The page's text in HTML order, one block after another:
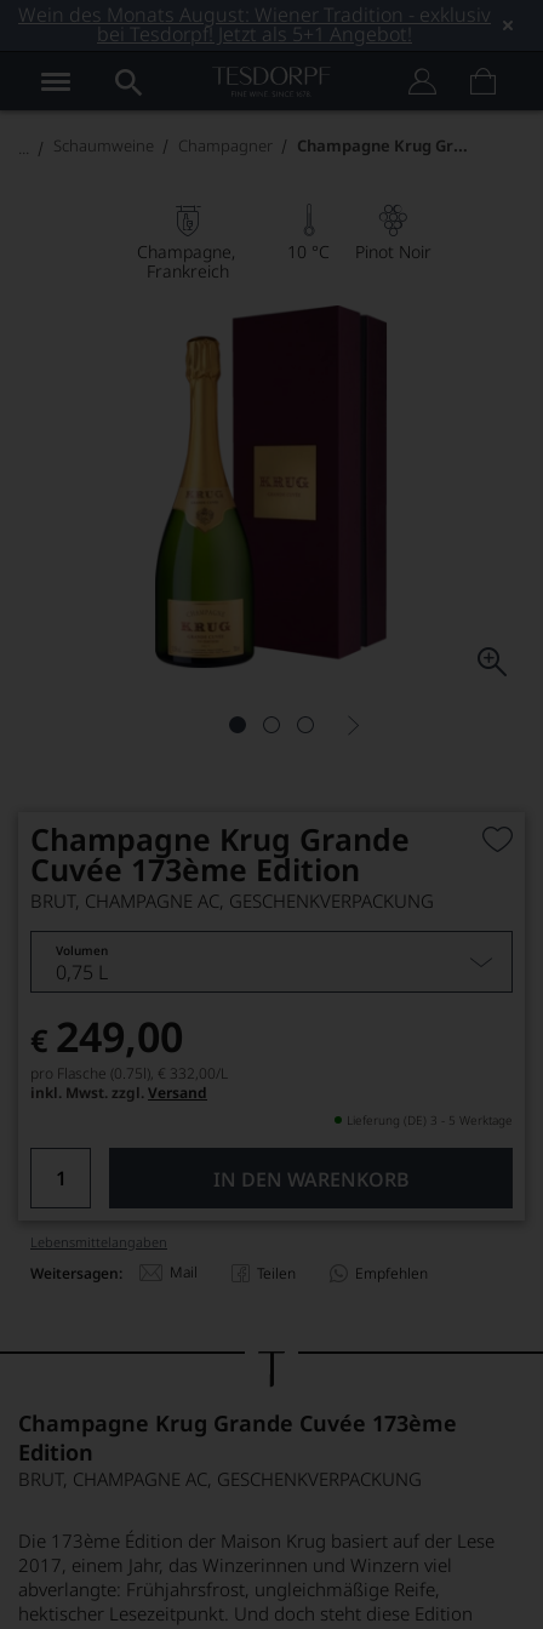
Wein des Monats August: Wiener Tradition - exklusiv
bei Tesdorpf! Jetzt als 5+1 Angebot!
Schaumweine Champagner Champagne Krug Grande Cuvée 168ème Edition
Champagne
Frankreich
10 °C Pinot Noir
Champagne Krug Grande
Cuvée 173ème Edition
BRUT, CHAMPAGNE AC, GESCHENKVERPACKUNG
Volumen
0,75 L
€ 249,00
pro Flasche (0.75l), € 332,00/L
inkl. Mwst. zzgl. Versand
Lieferung (DE) 3 - 5 Werktage
IN DEN WARENKORB
Lebensmittel­angaben
Weitersagen: Mail Teilen Empfehlen
Champagne Krug Grande Cuvée 173ème
Edition
BRUT, CHAMPAGNE AC, GESCHENKVERPACKUNG
Die 173ème Édition der Maison Krug basiert auf der Lese
2017, einem Jahr, das Winzerinnen und Winzern viel
abverlangte: Frühjahrsfrost, ungleichmäßige Reife,
hektischer Lesezeitpunkt. Und doch steht diese Edition